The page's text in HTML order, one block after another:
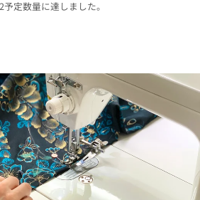
定数量に達しました。